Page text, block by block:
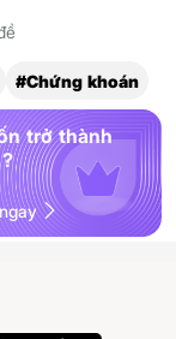
#Chứng khoán
trở thành